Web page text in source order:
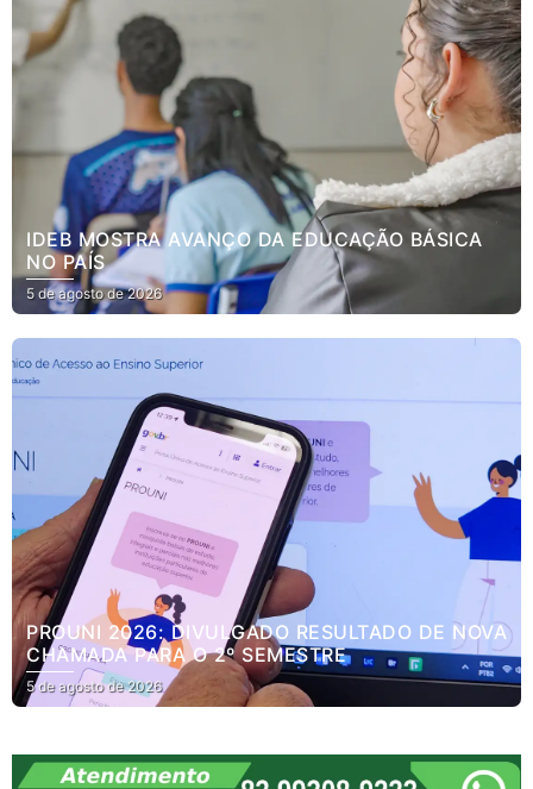
IDEB MOSTRA AVANÇO DA EDUCAÇÃO BÁSICA
NO PAÍS
5 de agosto de 2026
PROUNI 2026: DIVULGADO RESULTADO DE NOVA
CHAMADA PARA O 2º SEMESTRE
5 de agosto de 2026